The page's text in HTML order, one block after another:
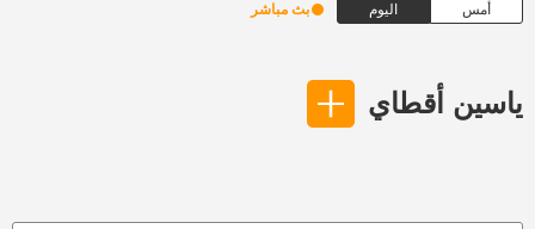
أمس اليوم بث مباشر
ياسين أقطاي